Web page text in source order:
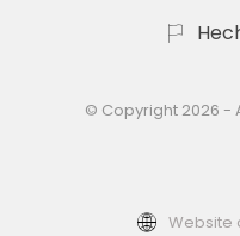
© Copyright 2026 -
Website